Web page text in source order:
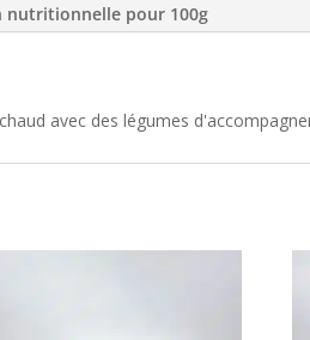
nutritionnelle pour 100g
avec des légumes